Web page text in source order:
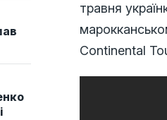
травня
Continental